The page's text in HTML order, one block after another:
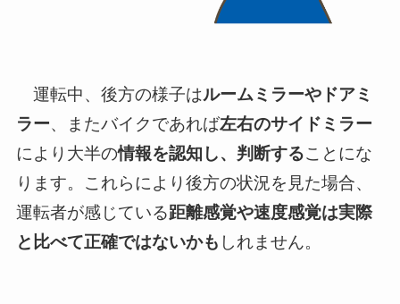
運転中、後方の様子はルームミラーやドアミ
ラー、またバイクであれば左右のサイドミラー
により大半の情報を認知し、判断することにな
ります。これらにより後方の状況を見た場合、
運転者が感じている距離感覚や速度感覚は実際
と比べて正確ではないかも しれません。